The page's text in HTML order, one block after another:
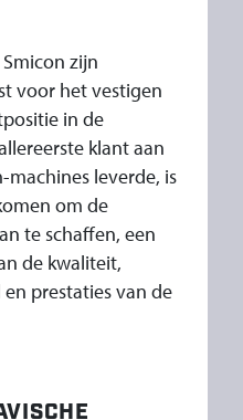
zijn
voor het vestigen
in de
klant aan
machines leverde, is
om de
te schaffen, een
de kwaliteit,
prestaties van de